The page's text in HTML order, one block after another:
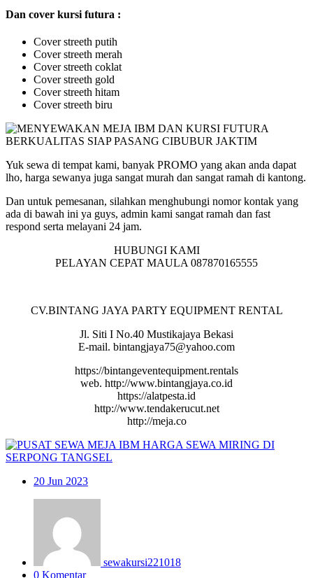
Dan cover kursi futura :
Cover streeth putih
Cover streeth merah
Cover streeth coklat
Cover streeth gold
Cover streeth hitam
Cover streeth biru
Yuk sewa di tempat kami, banyak PROMO yang akan anda dapat
lho, harga sewanya juga sangat murah dan sangat ramah di kantong.
Dan untuk pemesanan, silahkan menghubungi nomor kontak yang
ada di bawah ini ya guys, admin kami sangat ramah dan fast
respond serta melayani 24 jam.
HUBUNGI KAMI
PELAYAN CEPAT MAULA 087870165555
CV.BINTANG JAYA PARTY EQUIPMENT RENTAL
Jl. Siti I No.40 Mustikajaya Bekasi
E-mail. bintangjaya75@yahoo.com
https://bintangeventequipment.rentals
web. http://www.bintangjaya.co.id
https://alatpesta.id
http://www.tendakerucut.net
http://meja.co
20 Jun 2023
sewakursi221018
0 Komentar